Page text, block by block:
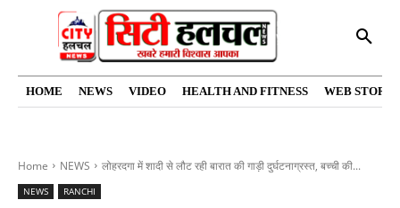
HOME NEWS VIDEO HEALTH AND FITNESS WEB
Home NEWS लोहरदगा में शादी से लौट रही बारात की गाड़ी दुर्घटनाग्रस्त, बच्ची की...
NEWS RANCHI